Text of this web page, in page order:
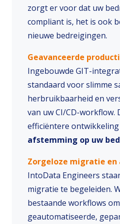
zorgt er voor dat uw
compliant is, het is ook
nieuwe bedreigingen.
Geavanceerde
Ingebouwde GIT-
standaard voor slimme
herbruikbaarheid en
van uw CI/CD-workflow.
efficiëntere ontwikkeling
afstemming op uw
Zorgeloze migratie
IntoData Engineers
migratie te begeleiden.
bestaande workflows
geautomatiseerde,